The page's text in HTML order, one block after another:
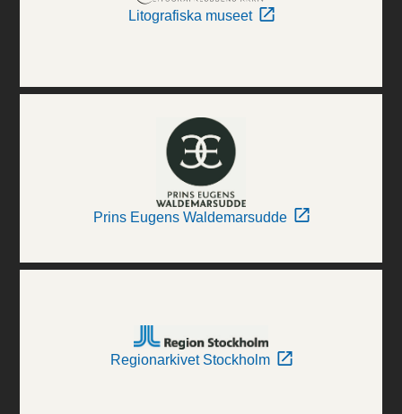
Litografiska museet
Prins Eugens Waldemarsudde
Regionarkivet Stockholm